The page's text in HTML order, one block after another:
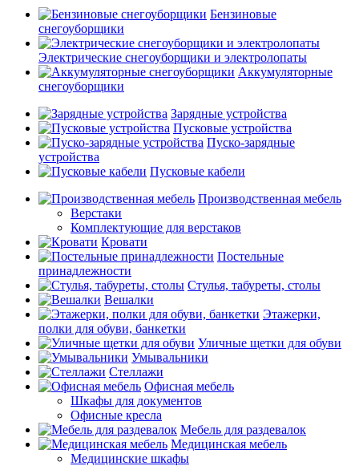
Бензиновые
снегоуборщики
Электрические снегоуборщики и электролопаты
Аккумуляторные
снегоуборщики
Зарядные устройства
Пусковые устройства
Пуско-зарядные
устройства
Пусковые кабели
Производственная мебель
Верстаки
Комплектующие для верстаков
Кровати
Постельные
принадлежности
Стулья, табуреты, столы
Вешалки
Этажерки,
полки для обуви, банкетки
Уличные щетки для обуви
Умывальники
Стеллажи
Офисная мебель
Шкафы для документов
Офисные кресла
Мебель для раздевалок
Медицинская мебель
Медицинские шкафы